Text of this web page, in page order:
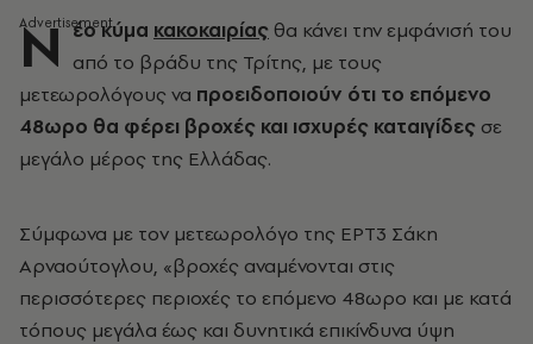
Ν έο κύμα κακοκαιρίας θα κάνει την εμφάνισή του
από το βράδυ της Τρίτης, με τους
μετεωρολόγους να προειδοποιούν ότι το επόμενο
48ωρο θα φέρει βροχές και ισχυρές καταιγίδες σε
μεγάλο μέρος της Ελλάδας.
Σύμφωνα με τον μετεωρολόγο της ΕΡΤ3 Σάκη
Αρναούτογλου, «βροχές αναμένονται στις
περισσότερες περιοχές το επόμενο 48ωρο και με κατά
τόπους μεγάλα έως και δυνητικά επικίνδυνα ύψη